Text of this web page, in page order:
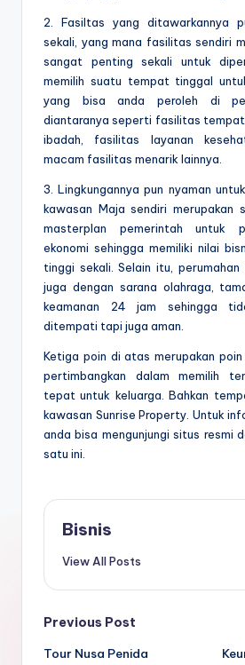
2. Fasiltas yang ditawarkannya
sekali, yang mana fasilitas sendiri
sangat penting sekali untuk
memilih suatu tempat tinggal
yang bisa anda peroleh di
diantaranya seperti fasilitas
ibadah, fasilitas layanan
macam fasilitas menarik lainnya.
3. Lingkungannya pun nyaman
kawasan Maja sendiri merupakan
masterplan pemerintah untuk
ekonomi sehingga memiliki nilai
tinggi sekali. Selain itu, perumahan
juga dengan sarana olahraga,
keamanan 24 jam sehingga
ditempati tapi juga aman.
Ketiga poin di atas merupakan
pertimbangkan dalam memilih
tepat untuk keluarga. Bahkan
kawasan Sunrise Property. Untuk
anda bisa mengunjungi situs resmi
satu ini.
Bisnis
View All Posts
Post
Previous Post
Tour Nusa Penida